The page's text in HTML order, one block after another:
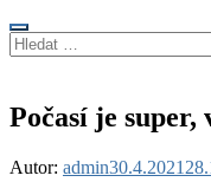
Vyhledávání
Počasí je
Autor: admin30.4.2021